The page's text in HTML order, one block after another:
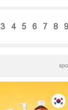
3 4 5 6 7 8 9